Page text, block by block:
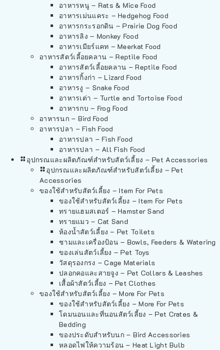
อาหารหนู – Rats & Mice Food
อาหารเม่นแคระ – Hedgehog Food
อาหารกระรอกดิน – Prairie Dog Food
อาหารลิง – Monkey Food
อาหารเมียร์แคท – Meerkat Food
อาหารสัตว์เลี้อยคลาน – Reptile Food
อาหารสัตว์เลี้อยคลาน – Reptile Food
อาหารกิ้งก่า – Lizard Food
อาหารงู – Snake Food
อาหารเต่า – Turtle and Tortoise Food
อาหารกบ – Frog Food
อาหารนก – Bird Food
อาหารปลา – Fish Food
อาหารปลา – Fish Food
อาหารปลา – All Fish Food
อุปกรณและผลิตภัณฑ์สำหรับสัตว์เลี้ยง – Pet Accessories
อุปกรณและผลิตภัณฑ์สำหรับสัตว์เลี้ยง – Pet
Accessories
ของใช้สำหรับสัตว์เลี้ยง – Item For Pets
ของใช้สำหรับสัตว์เลี้ยง – Item For Pets
ทรายแฮมสเตอร์ – Hamster Sand
ทรายแมว – Cat Sand
ห้องน้ำสัตว์เลี้ยง – Pet Toilets
ชามและเครื่องป้อน – Bowls, Feeders & Watering
ของเล่นสัตว์เลี้ยง – Pet Toys
วัสดุรองกรง – Cage Materials
ปลอกคอและสายจูง – Pet Collars & Leashes
เสื้อผ้าสัตว์เลี้ยง – Pet Clothes
ของใช้สำหรับสัตว์เลี้ยง – More For Pets
ของใช้สำหรับสัตว์เลี้ยง – More For Pets
โดมนอนและที่นอนสัตว์เลี้ยง – Pet Crates &
Bedding
ของประดับสำหรับนก – Bird Accessories
หลอดไฟให้ความร้อน – Heat Light Bulb